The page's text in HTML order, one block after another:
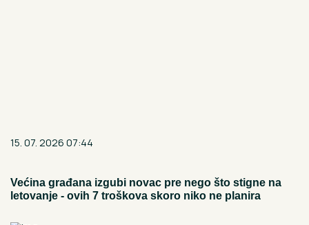
15. 07. 2026 07:44
Većina građana izgubi novac pre nego što stigne na
letovanje - ovih 7 troškova skoro niko ne planira